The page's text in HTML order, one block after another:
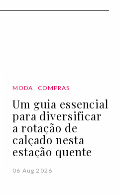
MODA COMPRAS
Um guia essencial
para diversificar
a rotação de
calçado nesta
estação quente
06 Aug 2026